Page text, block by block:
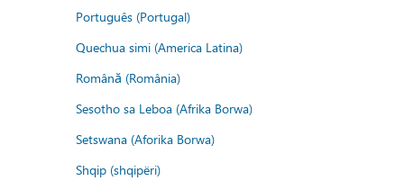
Português (Portugal)
Quechua simi (America Latina)
Română (România)
Sesotho sa Leboa (Afrika Borwa)
Setswana (Aforika Borwa)
Shqip (shqipëri)